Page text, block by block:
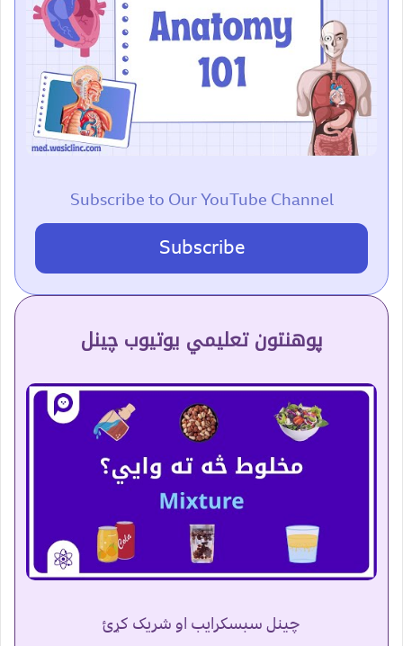
Subscribe to Our YouTube Channel
Subscribe
پوهنتون تعلیمي یوتیوب چینل
چینل سبسکرایب او شریک کړئ